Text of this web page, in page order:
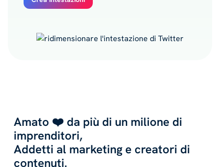
Amato ❤️ da più di un milione di
imprenditori,
Addetti al marketing e creatori di
contenuti.